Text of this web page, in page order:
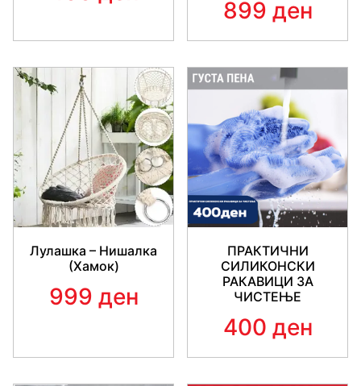
899 ден
Лулашка – Нишалка
(Хамок)
999 ден
ПРАКТИЧНИ
СИЛИКОНСКИ
РАКАВИЦИ ЗА
ЧИСТЕЊЕ
400 ден